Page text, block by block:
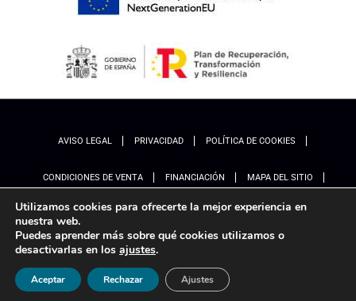
AVISO LEGAL PRIVACIDAD POLÍTICA DE COOKIES
CONDICIONES DE VENTA FINANCIACIÓN MAPA DEL SITIO
ACCESIBILIDAD AJUSTES
Marketing Ladinamo
Utilizamos cookies para ofrecerte la mejor experiencia en
nuestra web.
Puedes aprender más sobre qué cookies utilizamos o
desactivarlas en los ajustes.
Aceptar Rechazar Ajustes